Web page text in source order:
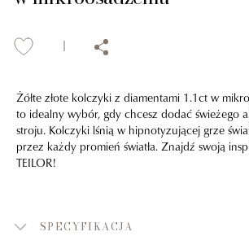
Żółte złote kolczyki z diamentami 1.1ct w
to idealny wybór, gdy chcesz dodać świeżego
stroju. Kolczyki lśnią w hipnotyzującej grze
przez każdy promień światła. Znajdź swoją
TEILOR!
SPECYFIKACJA